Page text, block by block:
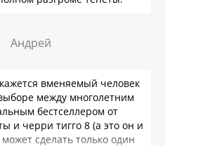
Андрей
вменяемый человек
между многолетним
бестселлером от
и черри тигго 8 (а это он и
может сделать только один